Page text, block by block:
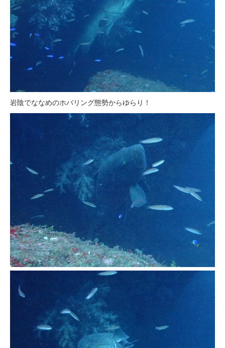
岩陰でななめのホバリング態勢からゆらり！